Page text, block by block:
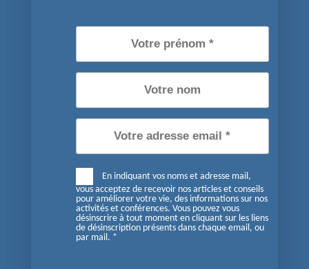
Tous droits réservés Pierre Portevin
Politique relative aux cookies
Politique de confidentialité
Conditions générales de vente
En indiquant vos noms et adresse mail,
vous acceptez de recevoir nos articles et conseils
pour améliorer votre vie, des informations sur nos
activités et conférences. Vous pouvez vous
désinscrire à tout moment en cliquant sur les liens
de désinscription présents dans chaque email, ou
par mail. *